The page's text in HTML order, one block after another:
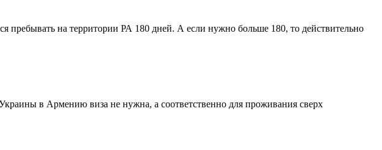
на территории РА 180 дней. А если нужно больше 180, то действительно
в Армению виза не нужна, а соответственно для проживания сверх